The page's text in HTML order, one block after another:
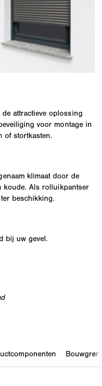
attractieve oplossing
voor montage in
of stortkasten.
klimaat door de
koude. Als rolluikpantser
beschikking.
bij uw gevel.